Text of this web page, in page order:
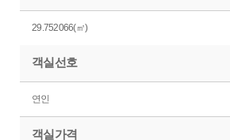
29.752066(㎡)
객실선호
연인
객실가격